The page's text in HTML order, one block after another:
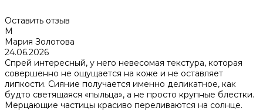
Оставить отзыв
М
Мария Золотова
24.06.2026
Спрей интересный, у него невесомая текстура, которая
совершенно не ощущается на коже и не оставляет
липкости. Сияние получается именно деликатное, как
будто светящаяся «пыльца», а не просто крупные блестки.
Мерцающие частицы красиво переливаются на солнце.